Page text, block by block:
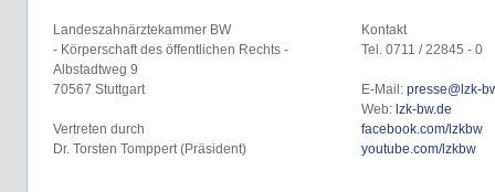
Landeszahnärztekammer BW
- Körperschaft des öffentlichen Rechts -
Albstadtweg 9
70567 Stuttgart
Vertreten durch
Dr. Torsten Tomppert (Präsident)
Kontakt
Tel. 0711 / 22845 - 0
E-Mail: presse@lzk-
Web: lzk-bw.de
facebook.com/lzkbw
youtube.com/lzkbw